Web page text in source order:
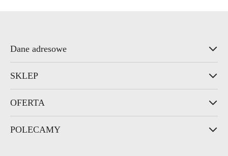
Dane adresowe
SKLEP
OFERTA
POLECAMY